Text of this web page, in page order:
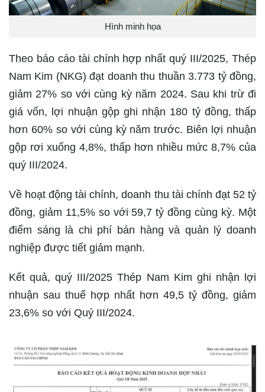
Hình minh họa
Theo báo cáo tài chính hợp nhất quý III/2025, Thép
Nam Kim (NKG) đạt doanh thu thuần 3.773 tỷ đồng,
giảm 27% so với cùng kỳ năm 2024. Sau khi trừ đi
giá vốn, lợi nhuận gộp ghi nhận 180 tỷ đồng, thấp
hơn 60% so với cùng kỳ năm trước. Biên lợi nhuận
gộp rơi xuống 4,8%, thấp hơn nhiều mức 8,7% của
quý III/2024.
Về hoạt động tài chính, doanh thu tài chính đạt 52 tỷ
đồng, giảm 11,5% so với 59,7 tỷ đồng cùng kỳ. Một
điểm sáng là chi phí bán hàng và quản lý doanh
nghiệp được tiết giảm mạnh.
Kết quả, quý III/2025 Thép Nam Kim ghi nhận lợi
nhuận sau thuế hợp nhất hơn 49,5 tỷ đồng, giảm
23,6% so với Quý III/2024.